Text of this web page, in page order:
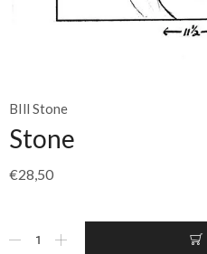
BIll Stone
Stone
€28,50